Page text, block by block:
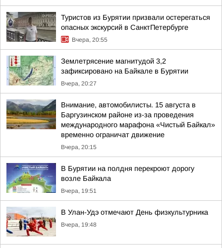
Туристов из Бурятии призвали остерегаться
опасных экскурсий в СанктПетербурге
Вчера, 20:55
Землетрясение магнитудой 3,2
зафиксировано на Байкале в Бурятии
Вчера, 20:27
Внимание, автомобилисты. 15 августа в
Баргузинском районе из-за проведения
международного марафона «Чистый Байкал»
временно ограничат движение
Вчера, 20:15
В Бурятии на полдня перекроют дорогу
возле Байкала
Вчера, 19:51
В Улан-Удэ отмечают День физкультурника
Вчера, 19:48